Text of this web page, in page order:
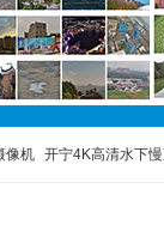
像机 开宁4K高清水下